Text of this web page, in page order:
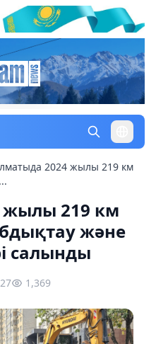
2024 жылы 219 км
жылы 219 км
және
салынды
1,369